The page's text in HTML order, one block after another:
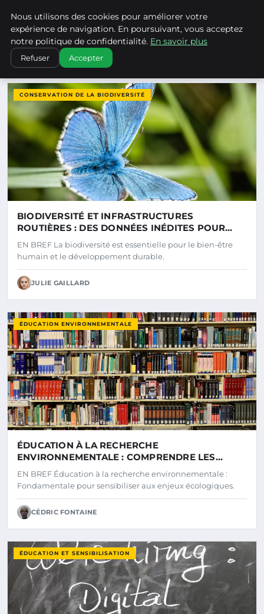
Climatechangenebraska -
CLIMATECHANGENEBRASKA
DERNIERS ARTICLES
CONSERVATION DE LA BIODIVERSITÉ
BIODIVERSITÉ ET INFRASTRUCTURES
ROUTIÈRES : DES DONNÉES INÉDITES POUR
ORIENTER LES INVESTISSEMENTS DURABLES
EN BREF La biodiversité est essentielle pour le bien-être
humain et le développement durable.
JULIE GAILLARD
ÉDUCATION ENVIRONNEMENTALE
ÉDUCATION À LA RECHERCHE
ENVIRONNEMENTALE : COMPRENDRE LES
ENJEUX POUR UN AVENIR DURABLE
EN BREF Éducation à la recherche environnementale :
Fondamentale pour sensibiliser aux enjeux écologiques.
CÉDRIC FONTAINE
ÉDUCATION ET SENSIBILISATION
Nous utilisons des cookies pour améliorer votre
expérience de navigation. En poursuivant, vous acceptez
notre politique de confidentialité. En savoir plus
Refuser Accepter